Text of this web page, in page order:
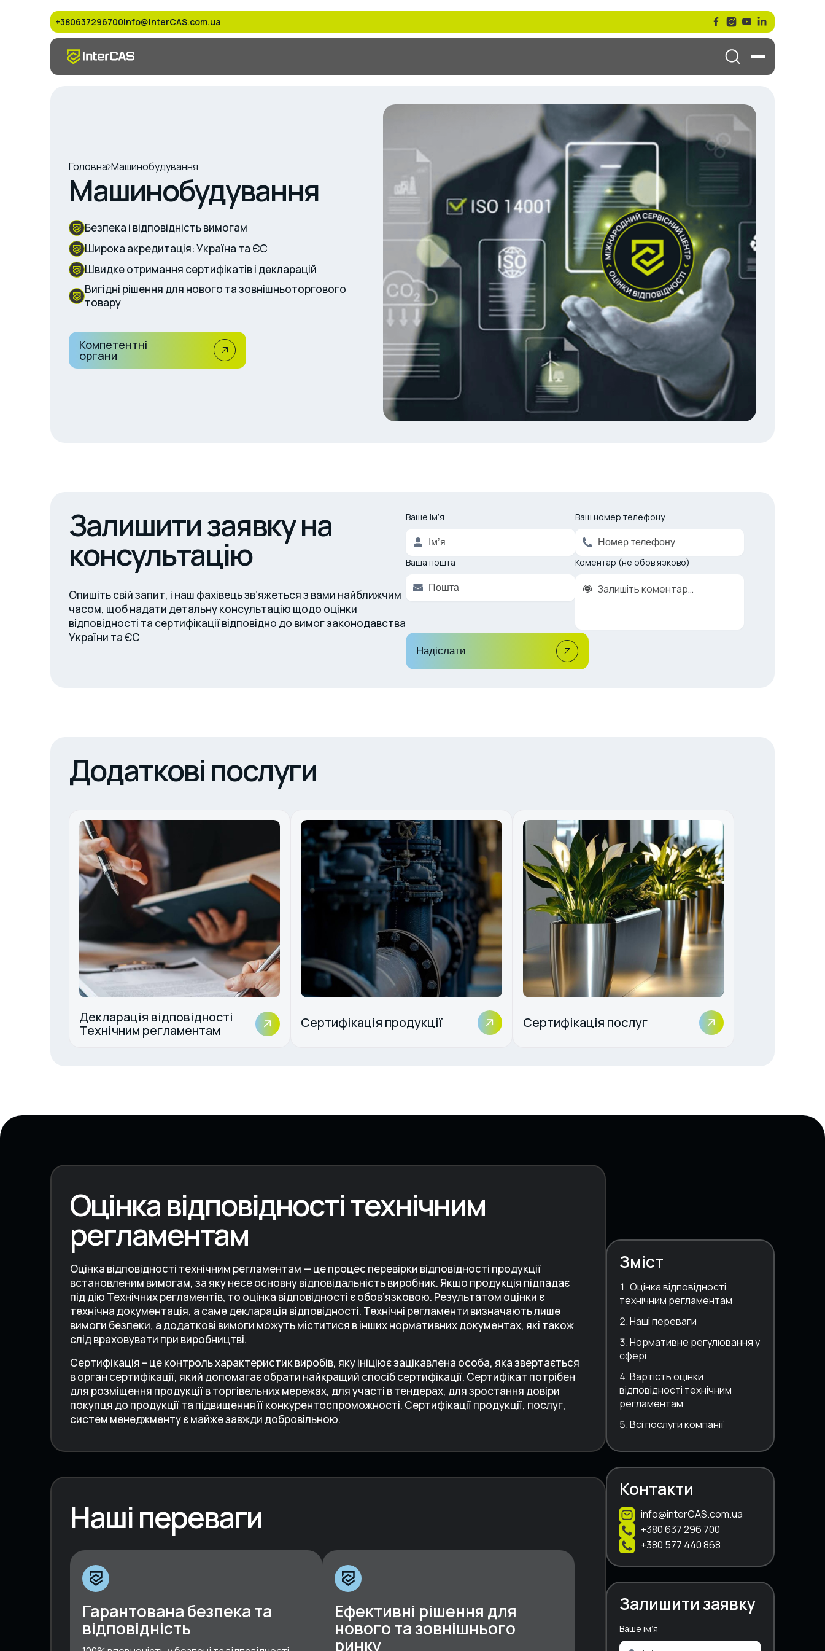
+380637296700info@interCAS.com.ua
Головна Машинобудування
Машинобудування
Безпека і відповідність вимогам
Широка акредитація: Україна та ЄС
Швидке отримання сертифікатів і декларацій
Вигідні рішення для нового та зовнішньоторгового
товару
Компетентні
органи
Залишити заявку на
консультацію
Опишіть свій запит, і наш фахівець зв’яжеться з вами найближчим
часом, щоб надати детальну консультацію щодо оцінки
відповідності та сертифікації відповідно до вимог законодавства
України та ЄС
Ваше ім’я Ваш номер телефону
Ваша пошта Коментар (не обов’язково)
Надіслати
Alternative:
Додаткові послуги
Декларація відповідності
Технічним регламентам
Сертифікація продукції Сертифікація послуг
Оцінка відповідності технічним
регламентам
Оцінка відповідності технічним регламентам — це процес перевірки відповідності продукції
встановленим вимогам, за яку несе основну відповідальність виробник. Якщо продукція підпадає
під дію Технічних регламентів, то оцінка відповідності є обов’язковою. Результатом оцінки є
технічна документація, а саме декларація відповідності. Технічні регламенти визначають лише
вимоги безпеки, а додаткові вимоги можуть міститися в інших нормативних документах, які також
слід враховувати при виробництві.
Сертифікація – це контроль характеристик виробів, яку ініціює зацікавлена особа, яка звертається
в орган сертифікації, який допомагає обрати найкращий спосіб сертифікації. Сертифікат потрібен
для розміщення продукції в торгівельних мережах, для участі в тендерах, для зростання довіри
покупця до продукції та підвищення її конкурентоспроможності. Сертифікації продукції, послуг,
систем менеджменту є майже завжди добровільною.
Наші переваги
Гарантована безпека та
відповідність
Ефективні рішення для
нового та зовнішнього
ринку
Зміст
Оцінка відповідності
технічним регламентам
Наші переваги
Нормативне регулювання у
сфері
Вартість оцінки
відповідності технічним
регламентам
Всі послуги компанії
Контакти
info@interCAS.com.ua
+380 637 296 700
+380 577 440 868
Залишити заявку
Ваше ім’я
A
l